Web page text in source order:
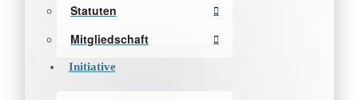
Statuten
Mitgliedschaft
Initiative